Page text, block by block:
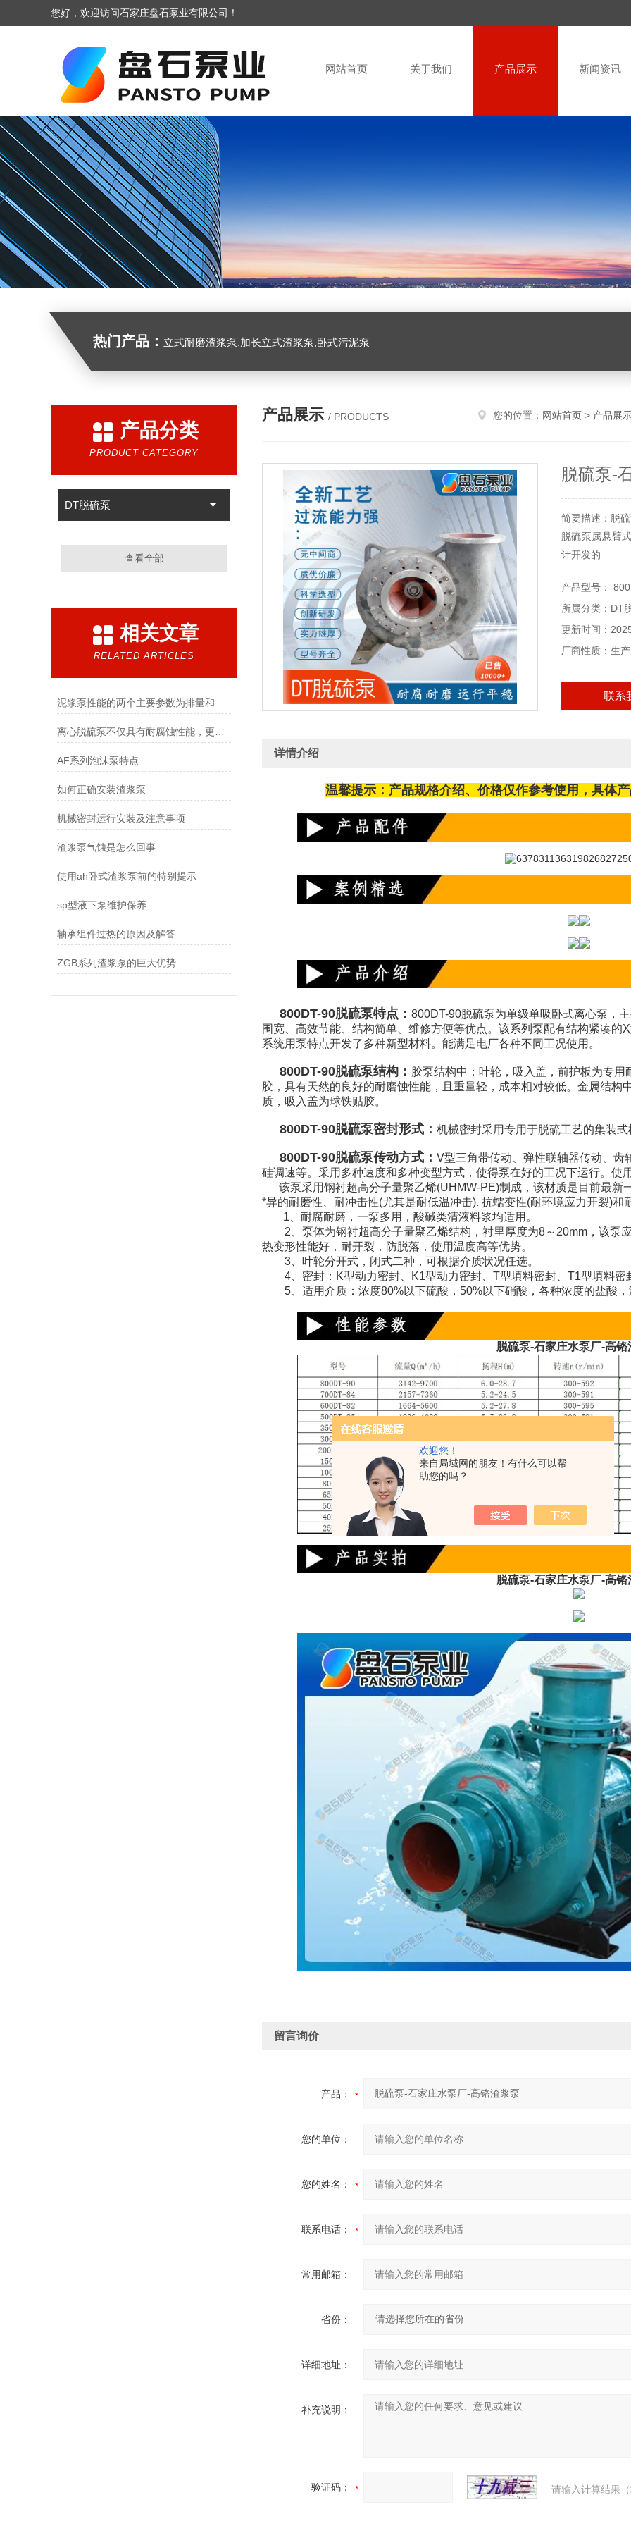
欢迎您！
来自局域网的朋友！有什么可以帮
助您的吗？
您好，欢迎访问石家庄盘石泵业有限公司！
网站首页 关于我们 产品展示 新闻资讯
热门产品： 立式耐磨渣浆泵,加长立式渣浆泵,卧式污泥泵
产品分类
PRODUCT CATEGORY
DT脱硫泵
查看全部
相关文章
RELATED ARTICLES
AF系列泡沫泵特点
如何正确安装渣浆泵
机械密封运行安装及注意事项
渣浆泵气蚀是怎么回事
使用ah卧式渣浆泵前的特别提示
sp型液下泵维护保养
轴承组件过热的原因及解答
ZGB系列渣浆泵的巨大优势
产品展示 / PRODUCTS 您的位置： 网站首页 > 产品展
脱硫泵-
简要描述：脱
脱硫泵属悬臂
计开发的
产品型号：
所属分类：DT
更新时间：
厂商性质：生
联系
详情介绍
温馨提示：产品规格介绍、价格仅作参考使用，具体
800DT-90脱硫泵特点： 800DT-90脱硫泵为单级单吸卧式离心泵，
围宽、高效节能、结构简单、维修方便等优点。该系列泵配有结构紧凑
系统用泵特点开发了多种新型材料。能满足电厂各种不同工况使用。
800DT-90脱硫泵结构： 胶泵结构中：叶轮，吸入盖，前护板为专
胶，具有天然的良好的耐磨蚀性能，且重量轻，成本相对较低。金属结
质，吸入盖为球铁贴胶。
800DT-90脱硫泵密封形式： 机械密封采用专用于脱硫工艺的集装
800DT-90脱硫泵传动方式： V型三角带传动、弹性联轴器传动、齿
硅调速等。采用多种速度和多种变型方式，使得泵在好的工况下运行。使
该泵采用钢衬超高分子量聚乙烯(UHMW-PE)制成，该材质是目前最新
*异的耐磨性、耐冲击性(尤其是耐低温冲击). 抗蠕变性(耐环境应力开裂)和
1、耐腐耐磨，一泵多用，酸碱类清液料浆均适用。
2、泵体为钢衬超高分子量聚乙烯结构，衬里厚度为8～20mm，该泵
热变形性能好，耐开裂，防脱落，使用温度高等优势。
3、叶轮分开式，闭式二种，可根据介质状况任选。
4、密封：K型动力密封、K1型动力密封、T型填料密封、T1型填料密
5、适用介质：浓度80%以下硫酸，50%以下硝酸，各种浓度的盐酸，
脱硫泵-石家庄水泵厂-高铬
脱硫泵-石家庄水泵厂-高铬
留言询价
产品：
您的单位：
您的姓名：
联系电话：
常用邮箱：
省份：
详细地址：
补充说明：
验证码： 请输入计算结果